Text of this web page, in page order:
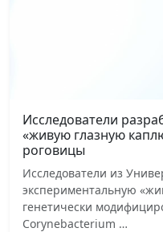
Исследователи
«живую глазную
роговицы
Исследователи из
экспериментальную
генетически
Corynebacterium …